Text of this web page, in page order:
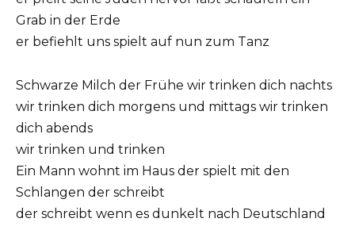
Grab in der Erde
er befiehlt uns spielt auf nun zum Tanz
Schwarze Milch der Frühe wir trinken dich nachts
wir trinken dich morgens und mittags wir trinken
dich abends
wir trinken und trinken
Ein Mann wohnt im Haus der spielt mit den
Schlangen der schreibt
der schreibt wenn es dunkelt nach Deutschland